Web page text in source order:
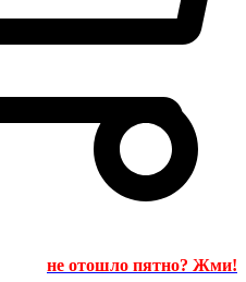
не отошло пятно? Жми!